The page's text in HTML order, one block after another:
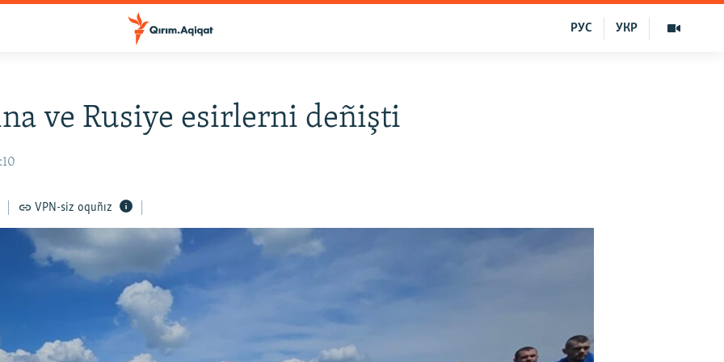
УКР
РУС
ve Rusiye esirlerni deñişti
VPN-siz oquñız